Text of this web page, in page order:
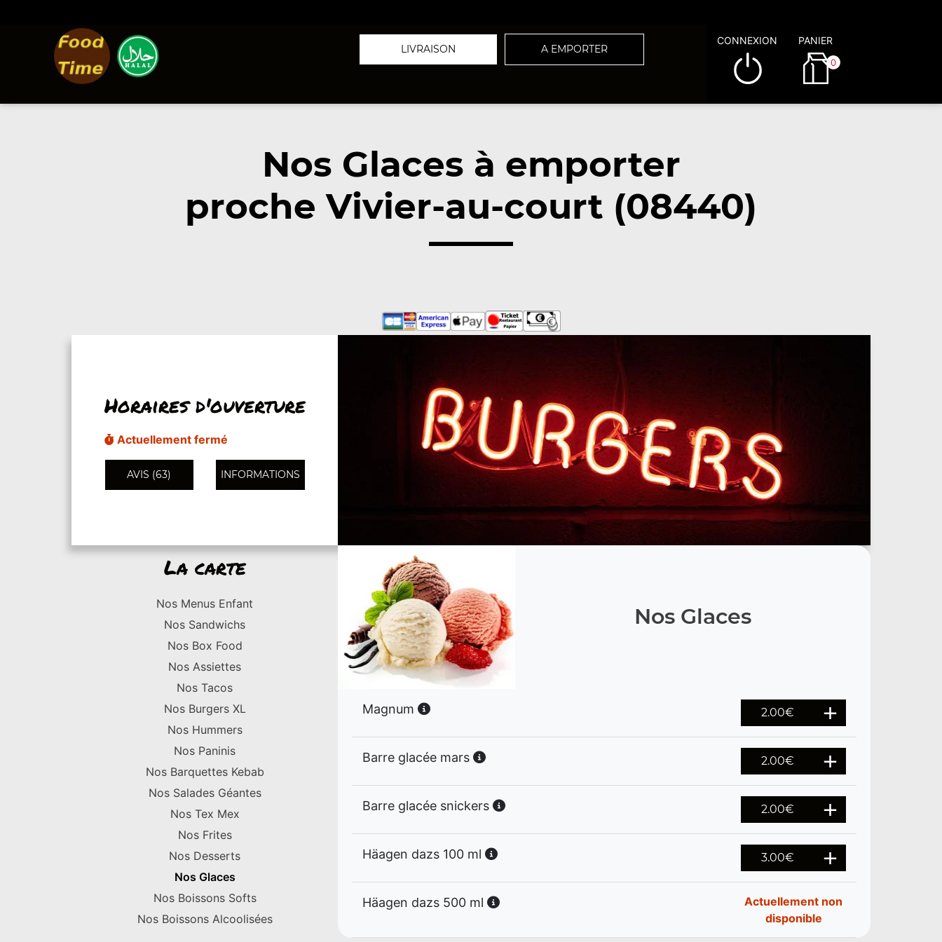
LIVRAISON A EMPORTER
CONNEXION PANIER
0
Nos Glaces à emporter
proche Vivier-au-court (08440)
Horaires d'ouverture
Actuellement fermé
AVIS (63) INFORMATIONS
La carte
Nos Menus Enfant
Nos Sandwichs
Nos Box Food
Nos Assiettes
Nos Tacos
Nos Burgers XL
Nos Hummers
Nos Paninis
Nos Barquettes Kebab
Nos Salades Géantes
Nos Tex Mex
Nos Frites
Nos Desserts
Nos Glaces
Nos Boissons Softs
Nos Boissons Alcoolisées
Nos Glaces
Magnum 2.00€
Barre glacée mars 2.00€
Barre glacée snickers 2.00€
Häagen dazs 100 ml 3.00€
Häagen dazs 500 ml
Actuellement non
disponible